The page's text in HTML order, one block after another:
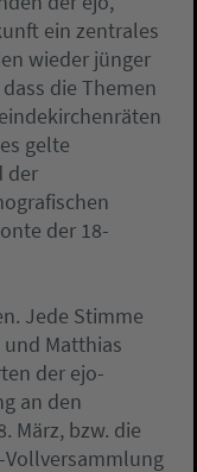
ein zentrales
wieder jünger
die Themen
gelte
der
der 18-
Jede Stimme
und Matthias
der ejo-
an den
März, bzw. die